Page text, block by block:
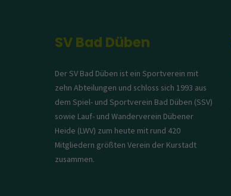
SV Bad Düben
Der SV Bad Düben ist ein Sportverein mit
zehn Abteilungen und schloss sich 1993 aus
dem Spiel- und Sportverein Bad Düben (SSV)
sowie Lauf- und Wanderverein Dübener
Heide (LWV) zum heute mit rund 420
Mitgliedern größten Verein der Kurstadt
zusammen.